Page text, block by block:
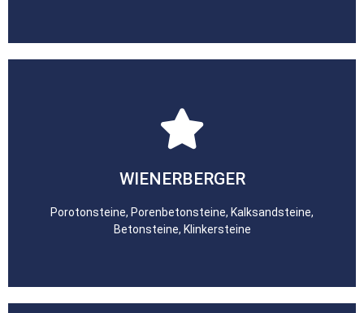
WIENERBERGER
Porotonsteine, Porenbetonsteine, Kalksandsteine,
Betonsteine, Klinkersteine
zum Lieferanten